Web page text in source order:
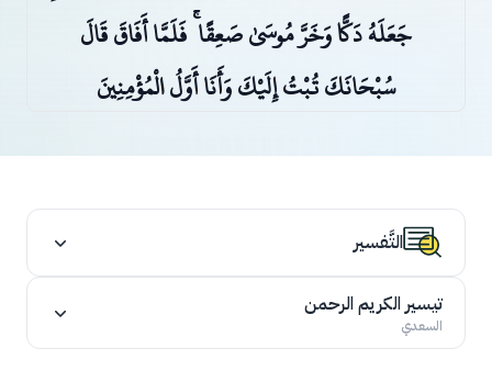
جَعَلَهُ دَكًّا وَخَرَّ مُوسَىٰ صَعِقًا ۚ فَلَمَّا أَفَاقَ قَالَ
سُبْحَانَكَ تُبْتُ إِلَيْكَ وَأَنَا أَوَّلُ الْمُؤْمِنِينَ
التَّفسير
تيسير الكريم الرحمن
السعدي